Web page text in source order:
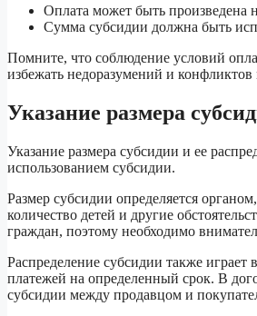
Оплата может быть произведена
Сумма субсидии должна быть
Помните, что соблюдение условий
избежать недоразумений и
Указание размера
Указание размера субсидии и ее
использованием субсидии.
Размер субсидии определяется
количество детей и другие
граждан, поэтому необходимо
Распределение субсидии также
платежей на определенный срок. В
субсидии между продавцом и